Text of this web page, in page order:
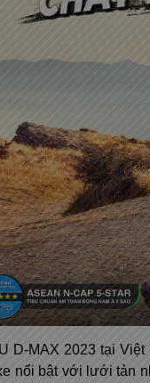
D-MAX 2023 tại
nổi bật với lưới tản